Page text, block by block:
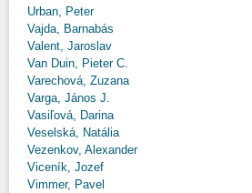
Urban, Peter
Vajda, Barnabás
Valent, Jaroslav
Van Duin, Pieter C.
Varechová, Zuzana
Varga, János J.
Vasiľová, Darina
Veselská, Natália
Vezenkov, Alexander
Viceník, Jozef
Vimmer, Pavel